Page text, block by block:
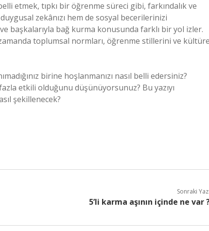
etmek, tıpkı bir öğrenme süreci gibi, farkındalık ve
zekânızı hem de sosyal becerilerinizi
başkalarıyla bağ kurma konusunda farklı bir yol izler.
toplumsal normları, öğrenme stillerini ve
birine hoşlanmanızı nasıl belli edersiniz?
etkili olduğunu düşünüyorsunuz? Bu yazıyı
şekillenecek?
Sonraki
5’li karma aşının içinde ne var